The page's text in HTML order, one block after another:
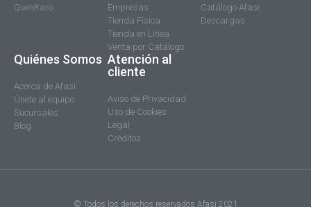
Querétaro
Empresas
Tienda Física
Tienda en Línea
Venta por Catálogo
Catálogo Afasi
Descargas
Quiénes Somos
Acerca de Afasi
Únete al equipo
Sucursales
Blog
Atención al
cliente
Aviso de Privacidad
Uso de Cookies
Legal
Créditos
© Todos los derechos reservados Afasi 2021